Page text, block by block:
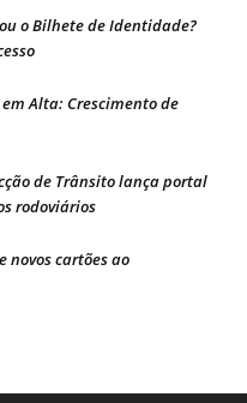
o Bilhete de Identidade?
em Alta: Crescimento de
de Trânsito lança portal
rodoviários
novos cartões ao